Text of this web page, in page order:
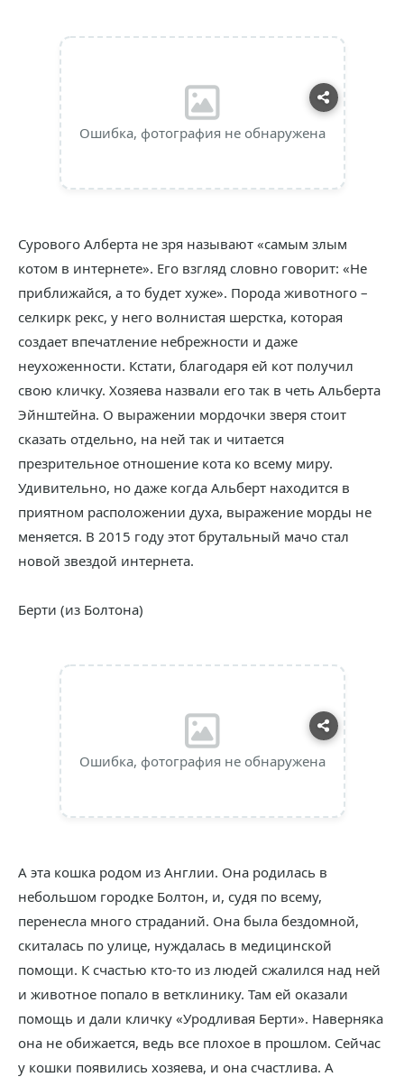
Ошибка, фотография не обнаружена
Сурового Алберта не зря называют «самым злым
котом в интернете». Его взгляд словно говорит: «Не
приближайся, а то будет хуже». Порода животного –
селкирк рекс, у него волнистая шерстка, которая
создает впечатление небрежности и даже
неухоженности. Кстати, благодаря ей кот получил
свою кличку. Хозяева назвали его так в четь Альберта
Эйнштейна. О выражении мордочки зверя стоит
сказать отдельно, на ней так и читается
презрительное отношение кота ко всему миру.
Удивительно, но даже когда Альберт находится в
приятном расположении духа, выражение морды не
меняется. В 2015 году этот брутальный мачо стал
новой звездой интернета.
Берти (из Болтона)
Ошибка, фотография не обнаружена
А эта кошка родом из Англии. Она родилась в
небольшом городке Болтон, и, судя по всему,
перенесла много страданий. Она была бездомной,
скиталась по улице, нуждалась в медицинской
помощи. К счастью кто-то из людей сжалился над ней
и животное попало в ветклинику. Там ей оказали
помощь и дали кличку «Уродливая Берти». Наверняка
она не обижается, ведь все плохое в прошлом. Сейчас
у кошки появились хозяева, и она счастлива. А